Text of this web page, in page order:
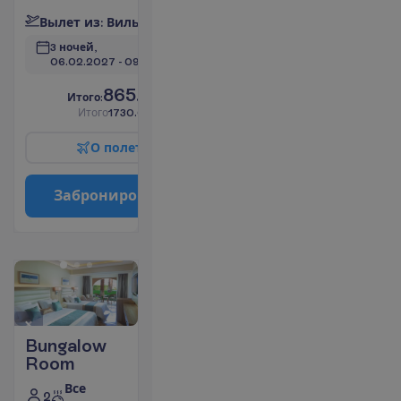
Вылет из: Виль
3 ночей,
06.02.2027 - 09.02.2027
И того:865.00
Итого1730.00
О полет
Заброниро
Bungalow
Room
2
Все